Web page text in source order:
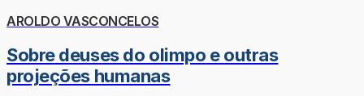
AROLDO VASCONCELOS
Sobre deuses do olimpo e outras
projeções humanas